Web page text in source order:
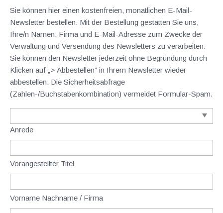
Sie können hier einen kostenfreien, monatlichen E-Mail-
Newsletter bestellen. Mit der Bestellung gestatten Sie uns,
Ihre/n Namen, Firma und E-Mail-Adresse zum Zwecke der
Verwaltung und Versendung des Newsletters zu verarbeiten.
Sie können den Newsletter jederzeit ohne Begründung durch
Klicken auf „> Abbestellen” in Ihrem Newsletter wieder
abbestellen. Die Sicherheitsabfrage
(Zahlen-/Buchstabenkombination) vermeidet Formular-Spam.
Anrede
Vorangestellter Titel
Vorname Nachname / Firma